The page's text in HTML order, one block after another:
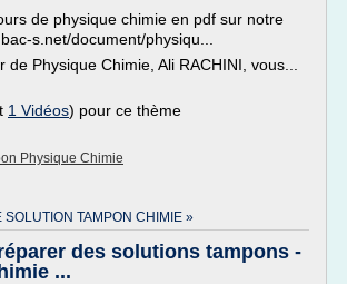
de physique chimie en pdf sur notre
s.net/document/physiqu...
de Physique Chimie, Ali RACHINI, vous...
1 Vidéos) pour ce thème
Physique Chimie
SOLUTION TAMPON CHIMIE »
des solutions tampons -
...